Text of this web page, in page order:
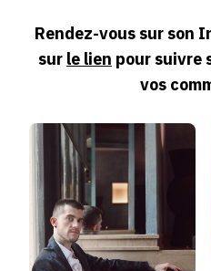
Rendez-vous sur son
surle lienpour suivre
vos